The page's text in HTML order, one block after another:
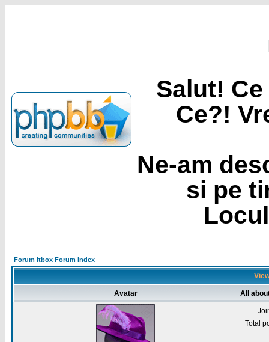
Salut!
Ce?!
Ne-am
si pe
Forum Itbox Forum Index
Avatar All
Total